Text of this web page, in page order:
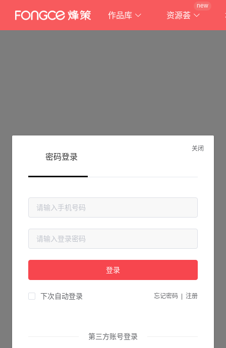
作品库 资源荟
new
抱歉!
请检查您输入的网址是否正确，或点击下面的按钮返回首页。
关闭
密码登录
登录
下次自动登录 忘记密码 注册
第三方账号登录